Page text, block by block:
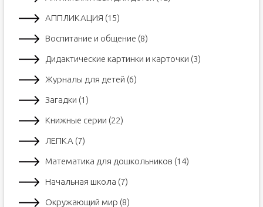
АППЛИКАЦИЯ (15)
Воспитание и общение (8)
Дидактические картинки и карточки (3)
Журналы для детей (6)
Загадки (1)
Книжные серии (22)
ЛЕПКА (7)
Математика для дошкольников (14)
Начальная школа (7)
Окружающий мир (8)